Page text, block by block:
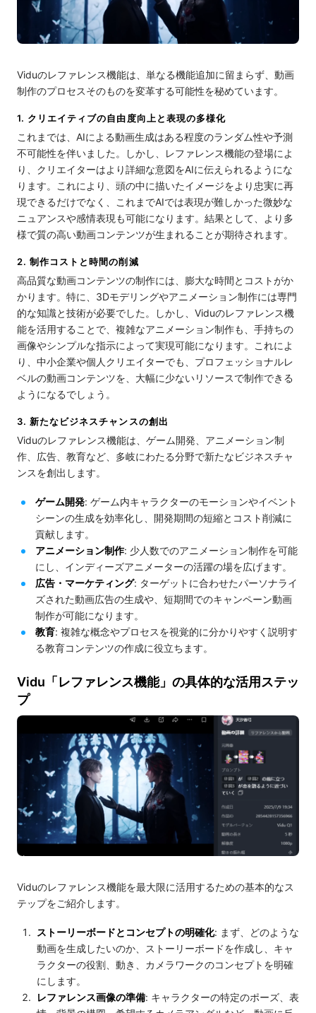
Viduのレファレンス機能は、単なる機能追加に留まらず、動画
制作のプロセスそのものを変革する可能性を秘めています。
1. クリエイティブの自由度向上と表現の多様化
これまでは、AIによる動画生成はある程度のランダム性や予測
不可能性を伴いました。しかし、レファレンス機能の登場によ
り、クリエイターはより詳細な意図をAIに伝えられるようにな
ります。これにより、頭の中に描いたイメージをより忠実に再
現できるだけでなく、これまでAIでは表現が難しかった微妙な
ニュアンスや感情表現も可能になります。結果として、より多
様で質の高い動画コンテンツが生まれることが期待されます。
2. 制作コストと時間の削減
高品質な動画コンテンツの制作には、膨大な時間とコストがか
かります。特に、3Dモデリングやアニメーション制作には専門
的な知識と技術が必要でした。しかし、Viduのレファレンス機
能を活用することで、複雑なアニメーション制作も、手持ちの
画像やシンプルな指示によって実現可能になります。これによ
り、中小企業や個人クリエイターでも、プロフェッショナルレ
ベルの動画コンテンツを、大幅に少ないリソースで制作できる
ようになるでしょう。
3. 新たなビジネスチャンスの創出
Viduのレファレンス機能は、ゲーム開発、アニメーション制
作、広告、教育など、多岐にわたる分野で新たなビジネスチャ
ンスを創出します。
ゲーム開発: ゲーム内キャラクターのモーションやイベント
シーンの生成を効率化し、開発期間の短縮とコスト削減に
貢献します。
アニメーション制作: 少人数でのアニメーション制作を可能
にし、インディーズアニメーターの活躍の場を広げます。
広告・マーケティング: ターゲットに合わせたパーソナライ
ズされた動画広告の生成や、短期間でのキャンペーン動画
制作が可能になります。
教育: 複雑な概念やプロセスを視覚的に分かりやすく説明す
る教育コンテンツの作成に役立ちます。
Vidu「レファレンス機能」の具体的な活用ステッ
プ
Viduのレファレンス機能を最大限に活用するための基本的なス
テップをご紹介します。
ストーリーボードとコンセプトの明確化: まず、どのような
動画を生成したいのか、ストーリーボードを作成し、キャ
ラクターの役割、動き、カメラワークのコンセプトを明確
にします。
レファレンス画像の準備: キャラクターの特定のポーズ、表